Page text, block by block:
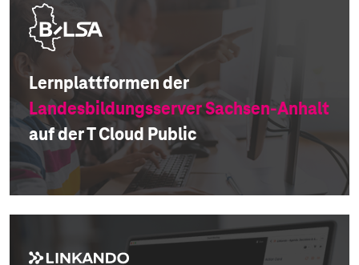
Lernplattformen der
Landesbildungsserver Sachsen-Anhalt
auf der T Cloud Public